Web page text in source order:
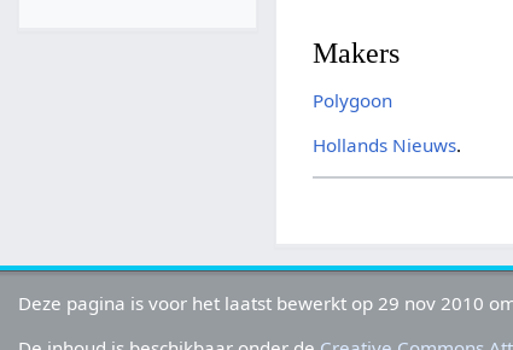
Makers
Polygoon
Hollands Nieuws.
Deze pagina is voor het laatst bewerkt op 29 nov 2010